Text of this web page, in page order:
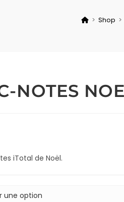
> Shop >
NOTES
iTotal de Noël.